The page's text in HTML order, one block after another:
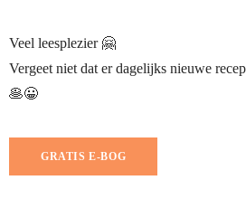
Veel leesplezier 🤗
Vergeet niet dat er dagelijks nieuwe
🥞😀
GRATIS E-BOG